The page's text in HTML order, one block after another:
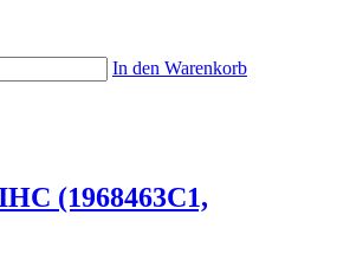
In den Warenkorb
(1968463C1,